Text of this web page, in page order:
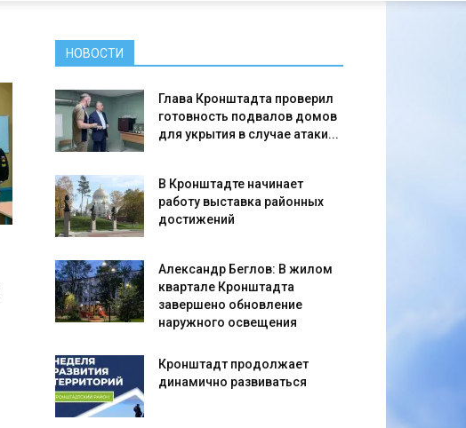
НОВОСТИ
Глава Кронштадта проверил
готовность подвалов домов
для укрытия в случае атаки...
В Кронштадте начинает
работу выставка районных
достижений
Александр Беглов: В жилом
квартале Кронштадта
завершено обновление
наружного освещения
Кронштадт продолжает
динамично развиваться